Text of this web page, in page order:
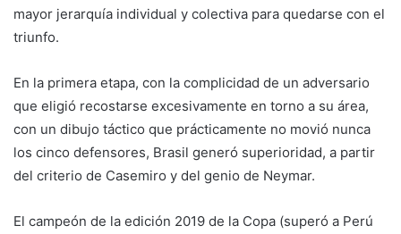
mayor jerarquía individual y colectiva para quedarse con el
triunfo.
En la primera etapa, con la complicidad de un adversario
que eligió recostarse excesivamente en torno a su área,
con un dibujo táctico que prácticamente no movió nunca
los cinco defensores, Brasil generó superioridad, a partir
del criterio de Casemiro y del genio de Neymar.
El campeón de la edición 2019 de la Copa (superó a Perú